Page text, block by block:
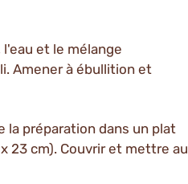
et le mélange
Amener à ébullition et
la préparation dans un plat
23 cm). Couvrir et mettre au